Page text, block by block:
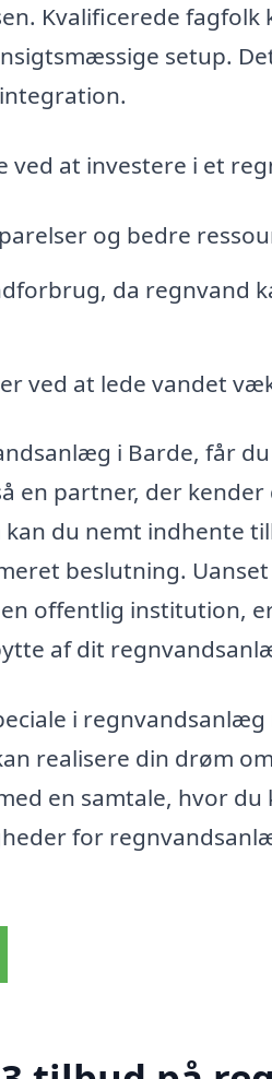
Kvalificerede
setup.
ved at investere i et
og bedre
da regnvand
ved at lede vandet
i Barde, får
en partner, der
du nemt indhente
beslutning.
offentlig institution,
af dit
i
realisere din drøm
en samtale, hvor
for